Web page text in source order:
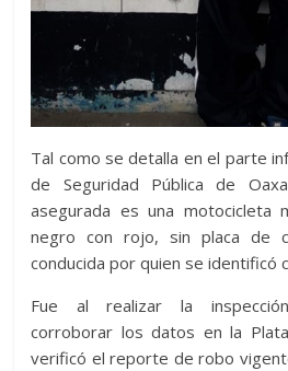
Tal como se detalla en el parte
de Seguridad Pública de
asegurada es una motocicleta
negro con rojo, sin placa de
conducida por quien se identificó
Fue al realizar la
corroborar los datos en la
verificó el reporte de robo